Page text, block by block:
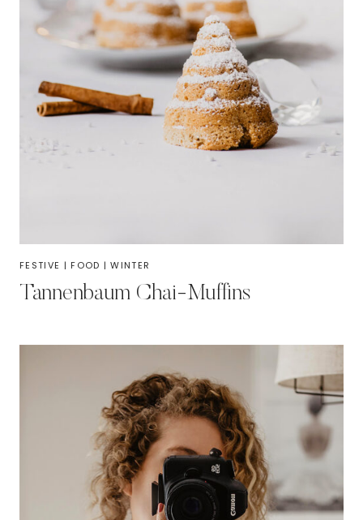
FESTIVE | FOOD |WINTER
Tannenbaum Chai-Muffins